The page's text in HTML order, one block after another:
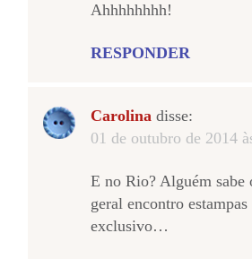
Ahhhhhhhh!
RESPONDER
Carolina disse:
01 de outubro de 2014
E no Rio? Alguém sabe
geral encontro
exclusivo…